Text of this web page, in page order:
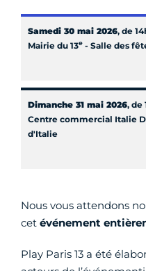
Samedi 30 mai 2026, de
Mairie du 13e - Salle des
Dimanche 31 mai 2026, de
Centre commercial Italie
d'Italie
Nous vous attendons
cet événement
Play Paris 13 a été